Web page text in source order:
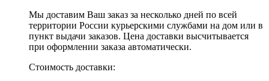
Мы доставим Ваш заказ за несколько дней по всей
территории России курьерскими службами на дом или в
пункт выдачи заказов. Цена доставки высчитывается
при оформлении заказа автоматически.
Стоимость доставки: